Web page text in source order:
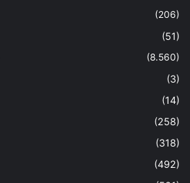
(206)
(51)
(8.560)
(3)
(14)
(258)
(318)
(492)